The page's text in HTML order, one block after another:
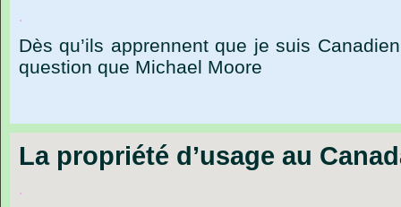
.
Dès qu’ils apprennent que je suis
question que Michael Moore
La propriété d’usage au
.